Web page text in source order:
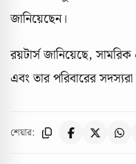
জানিয়েছেন।
রয়টার্স জানিয়েছে,
এবং তার পরিবারের
শেয়ার: